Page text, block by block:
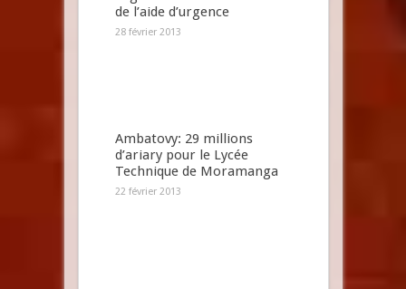
de l’aide d’urgence
28 février 2013
Ambatovy: 29 millions
d’ariary pour le Lycée
Technique de Moramanga
22 février 2013